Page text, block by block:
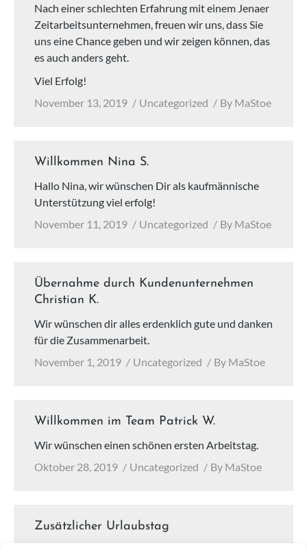
Nach einer schlechten Erfahrung mit einem Jenaer
Zeitarbeitsunternehmen, freuen wir uns, dass Sie
uns eine Chance geben und wir zeigen können, das
es auch anders geht.
Viel Erfolg!
November 13, 2019
Uncategorized By MaStoe
Willkommen Nina S.
Hallo Nina, wir wünschen Dir als kaufmännische
Unterstützung viel erfolg!
November 11, 2019
Uncategorized By MaStoe
Übernahme durch Kundenunternehmen
Christian K.
Wir wünschen dir alles erdenklich gute und danken
für die Zusammenarbeit.
November 1, 2019
Uncategorized By MaStoe
Willkommen im Team Patrick W.
Wir wünschen einen schönen ersten Arbeitstag.
Oktober 28, 2019
Uncategorized By MaStoe
Zusätzlicher Urlaubstag